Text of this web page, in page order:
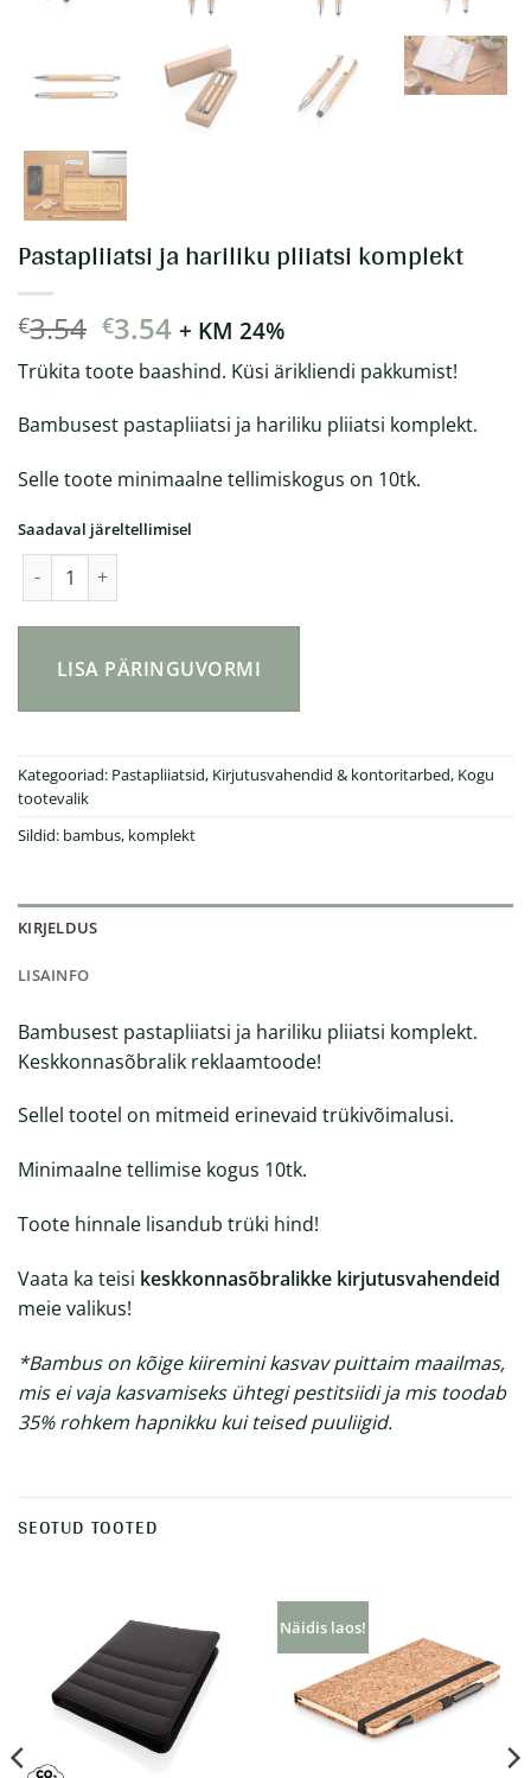
Pastapliiatsi ja hariliku pliiatsi komplekt
€3.54 Algne
hind
oli:
€3.54.
€3.54Praegune
hind
on:
€3.54.
+ KM 24%
Trükita toote baashind. Küsi ärikliendi pakkumist!
Bambusest pastapliiatsi ja hariliku pliiatsi komplekt.
Selle toote minimaalne tellimiskogus on 10tk.
Saadaval järeltellimisel
LISA PÄRINGUVORMI
Kategooriad: Pastapliiatsid, Kirjutusvahendid & kontoritarbed, Kogu
tootevalik
Sildid: bambus, komplekt
KIRJELDUS
LISAINFO
Bambusest pastapliiatsi ja hariliku pliiatsi komplekt.
Keskkonnasõbralik reklaamtoode!
Sellel tootel on mitmeid erinevaid trükivõimalusi.
Minimaalne tellimise kogus 10tk.
Toote hinnale lisandub trüki hind!
Vaata ka teisi keskkonnasõbralikke kirjutusvahendeid
meie valikus!
*Bambus on kõige kiiremini kasvav puittaim maailmas,
mis ei vaja kasvamiseks ühtegi pestitsiidi ja mis toodab
35% rohkem hapnikku kui teised puuliigid.
SEOTUD TOOTED
Näidis laos!